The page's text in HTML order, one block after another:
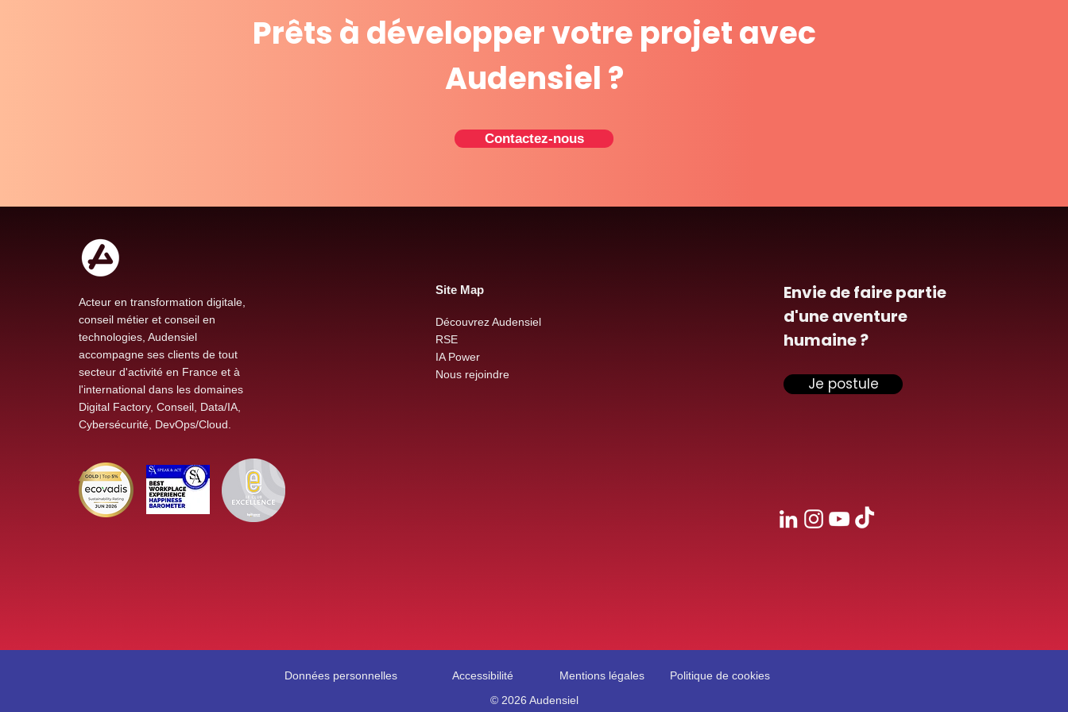
Prêts à développer votre projet avec
Audensiel ?
Contactez-nous
Acteur en transformation digitale,
conseil métier et conseil en
technologies, Audensiel
accompagne ses clients de tout
secteur d'activité en France et à
l'international dans les domaines
Digital Factory, Conseil, Data/IA,
Cybersécurité, DevOps/Cloud.
Site Map
Découvrez Audensiel
RSE
IA Power
Nous rejoindre
Envie de faire partie
d'une aventure
humaine ?
Je postule
Données personnelles Accessibilité Mentions légales
Politique de cookies
© 2026 Audensiel